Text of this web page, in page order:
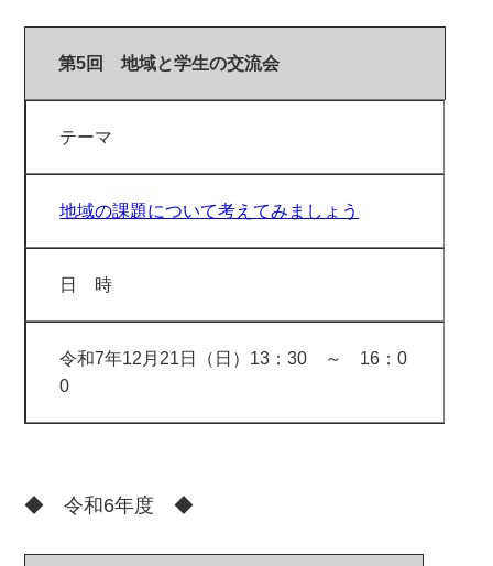
第5回 地域と学生の交流会
テーマ
地域の課題について考えてみましょう
日 時
令和7年12月21日（日）13：30 ～ 16：0
0
◆ 令和6年度 ◆